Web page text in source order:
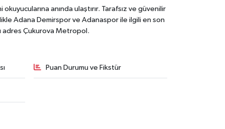
anında ulaştırır. Tarafsız ve güvenilir
Adana Demirspor ve Adanaspor ile ilgili en son
adres Çukurova Metropol.
Puan Durumu ve Fikstür